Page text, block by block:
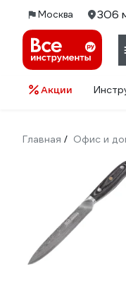
Москва 306
Акции
Главная / Офис и